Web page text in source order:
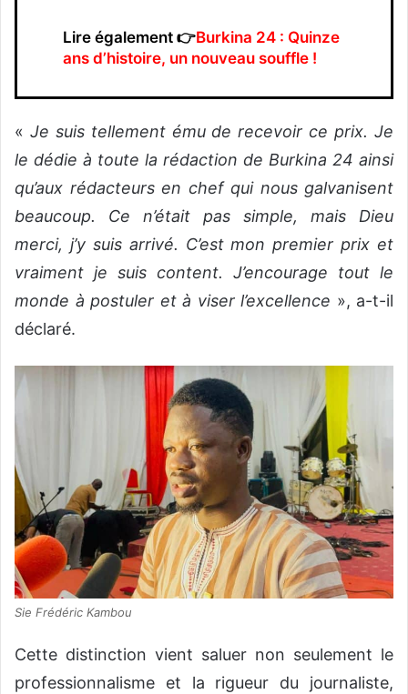
Lire également 👉Burkina 24 : Quinze
ans d’histoire, un nouveau souffle !
« Je suis tellement ému de recevoir ce prix. Je
le dédie à toute la rédaction de Burkina 24 ainsi
qu’aux rédacteurs en chef qui nous galvanisent
beaucoup. Ce n’était pas simple, mais Dieu
merci, j’y suis arrivé. C’est mon premier prix et
vraiment je suis content. J’encourage tout le
monde à postuler et à viser l’excellence », a-t-il
déclaré.
Sie Frédéric Kambou
Cette distinction vient saluer non seulement le
professionnalisme et la rigueur du journaliste,